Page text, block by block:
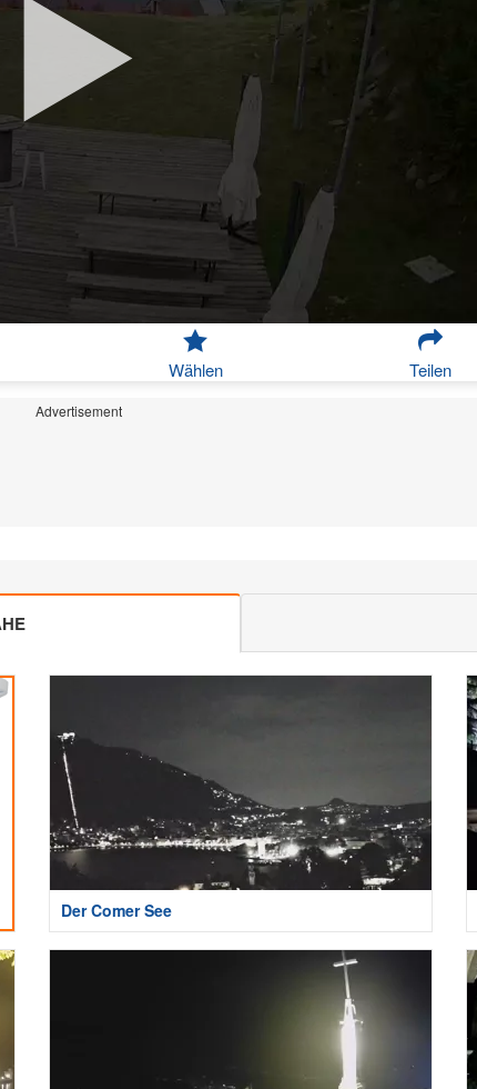
Wählen Teilen
Advertisement
Der Comer See